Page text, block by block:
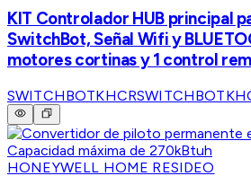
KIT Controlador HUB principal
SwitchBot, Señal Wifi y
motores cortinas y 1 control
SWITCHBOTKHCR
HONEYWELL HOME RESIDEO